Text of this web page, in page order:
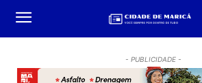
- PUBLICIDADE -